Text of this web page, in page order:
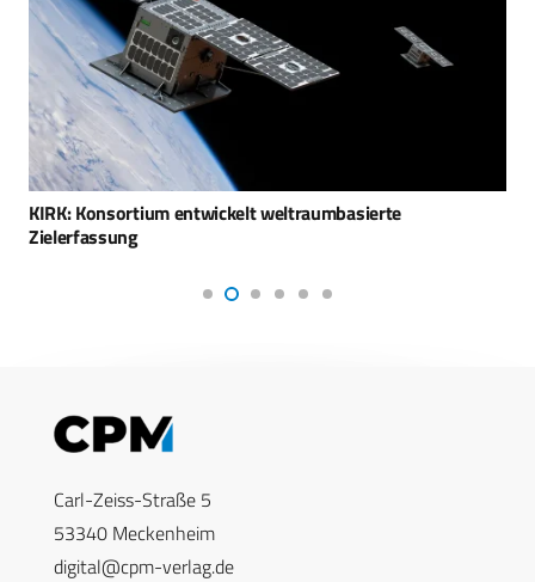
KIRK: Konsortium entwickelt weltraumbasierte
Zielerfassung
Carl-Zeiss-Straße 5
53340 Meckenheim
digital@cpm-verlag.de